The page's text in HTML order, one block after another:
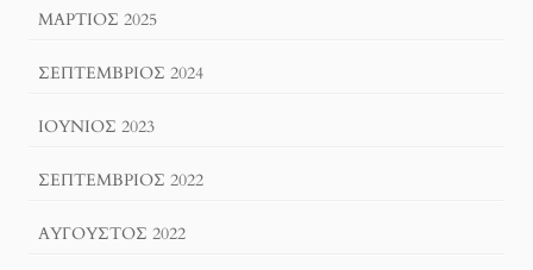
ΜΆΡΤΙΟΣ 2025
ΣΕΠΤΈΜΒΡΙΟΣ 2024
ΙΟΎΝΙΟΣ 2023
ΣΕΠΤΈΜΒΡΙΟΣ 2022
ΑΎΓΟΥΣΤΟΣ 2022